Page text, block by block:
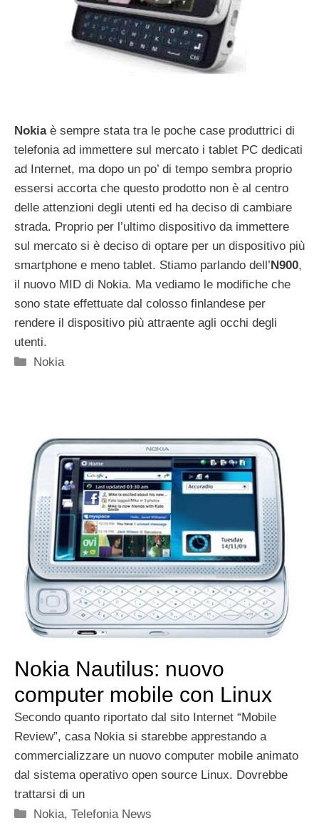
Nokia è sempre stata tra le poche case produttrici di
telefonia ad immettere sul mercato i tablet PC dedicati
ad Internet, ma dopo un po’ di tempo sembra proprio
essersi accorta che questo prodotto non è al centro
delle attenzioni degli utenti ed ha deciso di cambiare
strada. Proprio per l’ultimo dispositivo da immettere
sul mercato si è deciso di optare per un dispositivo più
smartphone e meno tablet. Stiamo parlando dell’ N900,
il nuovo MID di Nokia. Ma vediamo le modifiche che
sono state effettuate dal colosso finlandese per
rendere il dispositivo più attraente agli occhi degli
utenti.
Categorie
Nokia
Nokia Nautilus: nuovo
computer mobile con Linux
Secondo quanto riportato dal sito Internet “Mobile
Review”, casa Nokia si starebbe apprestando a
commercializzare un nuovo computer mobile animato
dal sistema operativo open source Linux. Dovrebbe
trattarsi di un
Categorie
Nokia,Telefonia News